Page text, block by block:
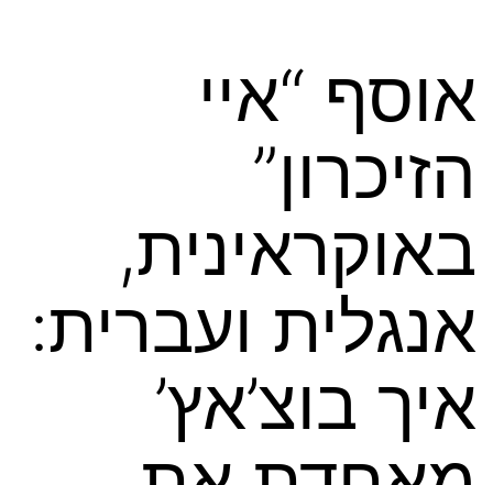
אוסף “איי
הזיכרון”
באוקראינית,
אנגלית ועברית:
איך בוצ’אץ’